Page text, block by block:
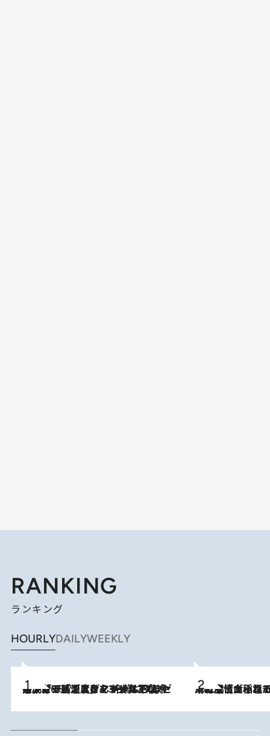
RANKING
ランキング
HOURLYDAILYWEEKLY
2026.8.7
メントールやエタノールは不使用。ピジョンより、マイルドな冷感成分で肌温度をマイナス3℃まで下げる「ごきげんクール ひんやりアクアミスト」を3名様にプレゼント 2026.8.5
下町風情あふれる台北屈指の人気エリア・大稲埕でセンスのいい台湾土産《ヴ